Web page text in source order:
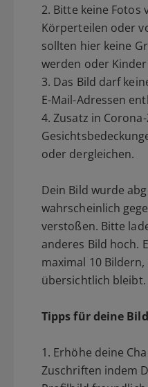
2. Bitte keine Fotos
Körperteilen oder
sollten hier keine
werden oder
3. Das Bild darf
E-Mail-Adressen
4. Zusatz in
oder dergleichen.
Dein Bild wurde
wahrscheinlich
verstoßen. Bitte
anderes Bild hoch.
maximal 10
übersichtlich bleibt.
Tipps für deine
1. Erhöhe deine
Zuschriften indem